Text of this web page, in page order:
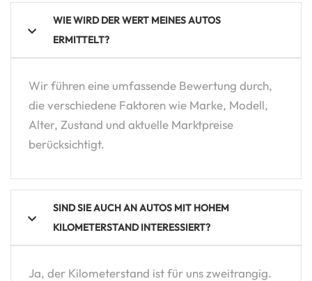
WIE WIRD DER WERT MEINES AUTOS
ERMITTELT?
Wir führen eine umfassende Bewertung durch,
die verschiedene Faktoren wie Marke, Modell,
Alter, Zustand und aktuelle Marktpreise
berücksichtigt.
SIND SIE AUCH AN AUTOS MIT HOHEM
KILOMETERSTAND INTERESSIERT?
Ja, der Kilometerstand ist für uns zweitrangig.